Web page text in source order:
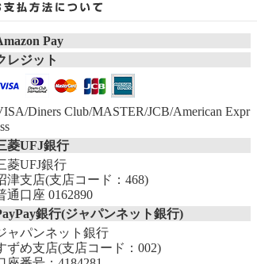
Pay
レジット
Diners Club/MASTER/JCB/American Expr
菱UFJ銀行
菱UFJ銀行
津支店(支店コード：468)
通口座 0162890
銀行(ジャパンネット銀行)
ャパンネット銀行
ずめ支店(支店コード：002)